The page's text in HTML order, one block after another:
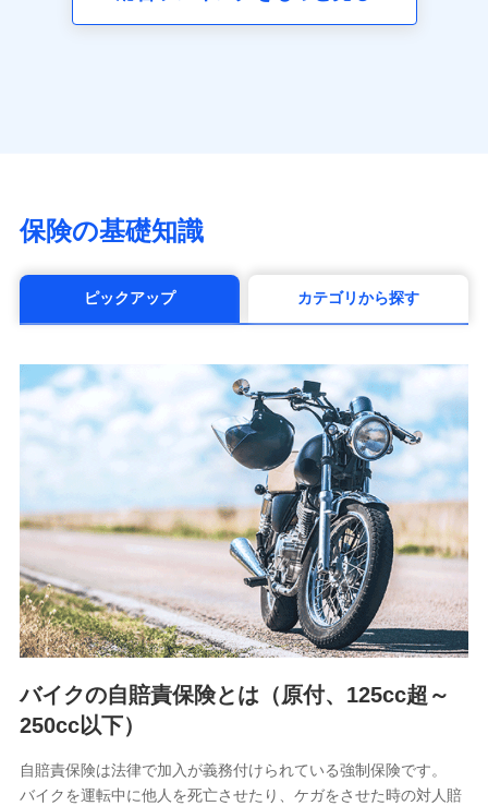
（https://www.axa.co.jp/）
第一ネオ生命保険株式会社
（https://neofirst.co.jp/）
life.co.jp）
太陽生命保険株式会社（https://www.taiyo-
（https://www.zurichlife.co.jp/）
東京海上日動あんしん生命保険株式会社
（https://www.tmn-anshin.co.jp/）
なないろ生命保険株式会社
（https://www.nanairolife.co.jp/）
日本生命保険相互会社
（https://www.nissay.co.jp）
はなさく生命保険株式会社
（https://www.life8739.co.jp/）
マニュライフ生命保険株式会社
（https://www.manulife.co.jp/）
三井住友海上あいおい生命保険株式会社
メットライフ生命株式会社
(https://www.metlife.co.jp/)
メディケア生命保険株式会社
（https://www.medicarelife.com/）
保険の基礎知識
ピックアップ カテゴリから探す
バイクの自賠責保険とは（原付、125cc超～
250cc以下）
自賠責保険は法律で加入が義務付けられている強制保険です。
バイクを運転中に他人を死亡させたり、ケガをさせた時の対人賠